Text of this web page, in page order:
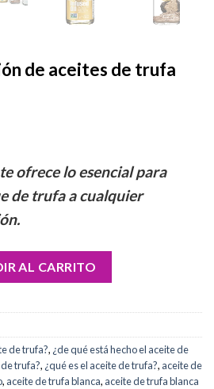
de aceites de trufa
ofrece lo esencial para
de trufa a cualquier
de trufa Sabatino cantidad
AL CARRITO
de trufa?, ¿de qué está hecho el aceite de
trufa?, ¿qué es el aceite de trufa?, aceite de
, aceite de trufa blanca, aceite de trufa blanca